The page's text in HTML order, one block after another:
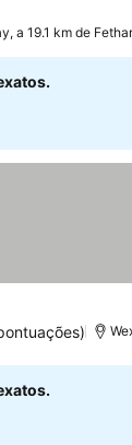
a 19.1 km de